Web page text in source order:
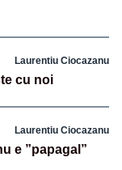
Laurentiu Ciocazanu
cu noi
Laurentiu Ciocazanu
e ”papagal”